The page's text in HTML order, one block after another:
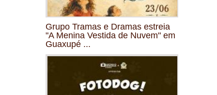
Grupo Tramas e Dramas estreia
"A Menina Vestida de Nuvem" em
Guaxupé ...